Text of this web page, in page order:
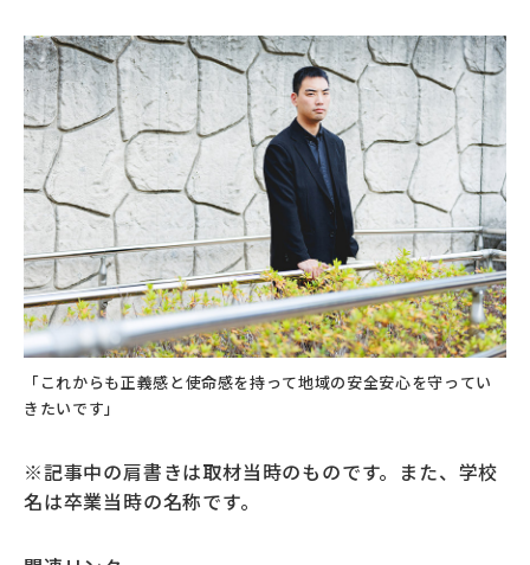
「これからも正義感と使命感を持って地域の安全安心を守ってい
きたいです」
※記事中の肩書きは取材当時のものです。また、学校
名は卒業当時の名称です。